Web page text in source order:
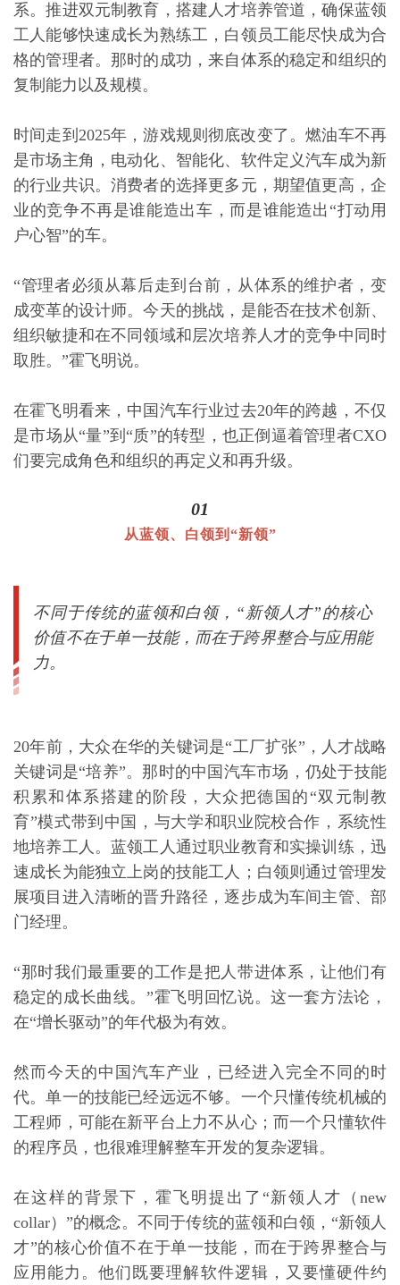
系。推进双元制教育，搭建人才培养管道，确保蓝领
工人能够快速成长为熟练工，白领员工能尽快成为合
格的管理者。那时的成功，来自体系的稳定和组织的
复制能力以及规模。
时间走到2025年，游戏规则彻底改变了。燃油车不再
是市场主角，电动化、智能化、软件定义汽车成为新
的行业共识。消费者的选择更多元，期望值更高，企
业的竞争不再是谁能造出车，而是谁能造出“打动用
户心智”的车。
“管理者必须从幕后走到台前，从体系的维护者，变
成变革的设计师。今天的挑战，是能否在技术创新、
组织敏捷和在不同领域和层次培养人才的竞争中同时
取胜。”霍飞明说。
在霍飞明看来，中国汽车行业过去20年的跨越，不仅
是市场从“量”到“质”的转型，也正倒逼着管理者CXO
们要完成角色和组织的再定义和再升级。
01
从蓝领、白领到“新领”
不同于传统的蓝领和白领，“新领人才”的核心
价值不在于单一技能，而在于跨界整合与应用能
力。
20年前，大众在华的关键词是“工厂扩张”，人才战略
关键词是“培养”。那时的中国汽车市场，仍处于技能
积累和体系搭建的阶段，大众把德国的“双元制教
育”模式带到中国，与大学和职业院校合作，系统性
地培养工人。蓝领工人通过职业教育和实操训练，迅
速成长为能独立上岗的技能工人；白领则通过管理发
展项目进入清晰的晋升路径，逐步成为车间主管、部
门经理。
“那时我们最重要的工作是把人带进体系，让他们有
稳定的成长曲线。”霍飞明回忆说。这一套方法论，
在“增长驱动”的年代极为有效。
然而今天的中国汽车产业，已经进入完全不同的时
代。单一的技能已经远远不够。一个只懂传统机械的
工程师，可能在新平台上力不从心；而一个只懂软件
的程序员，也很难理解整车开发的复杂逻辑。
在这样的背景下，霍飞明提出了“新领人才（new
collar）”的概念。不同于传统的蓝领和白领，“新领人
才”的核心价值不在于单一技能，而在于跨界整合与
应用能力。他们既要理解软件逻辑，又要懂硬件约